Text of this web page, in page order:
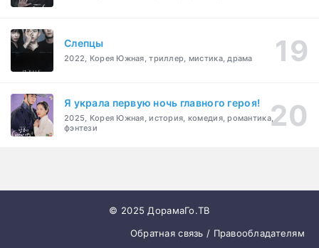
Слепцы
2022, Корея Южная, триллер, мистика, драма
Я украла первую ночь главного героя!
2025, Корея Южная, история, комедия, романтика,
фэнтези
© 2025 ДорамаГо.ТВ
Обратная связь / Правообладателям